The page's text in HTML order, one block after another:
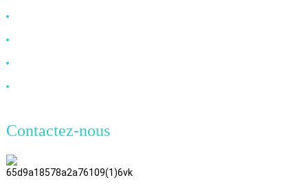
Contactez-nous